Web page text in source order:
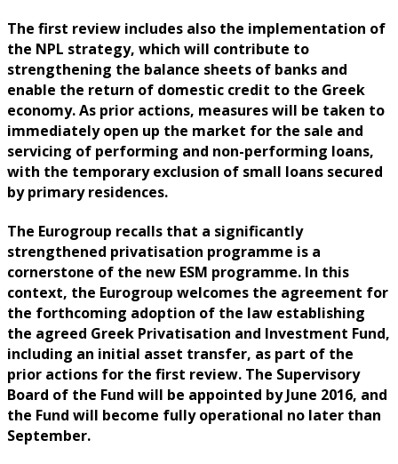
The first review includes also the implementation of
the NPL strategy, which will contribute to
strengthening the balance sheets of banks and
enable the return of domestic credit to the Greek
economy. As prior actions, measures will be taken to
immediately open up the market for the sale and
servicing of performing and non-performing loans,
with the temporary exclusion of small loans secured
by primary residences.
The Eurogroup recalls that a significantly
strengthened privatisation programme is a
cornerstone of the new ESM programme. In this
context, the Eurogroup welcomes the agreement for
the forthcoming adoption of the law establishing
the agreed Greek Privatisation and Investment Fund,
including an initial asset transfer, as part of the
prior actions for the first review. The Supervisory
Board of the Fund will be appointed by June 2016, and
the Fund will become fully operational no later than
September.